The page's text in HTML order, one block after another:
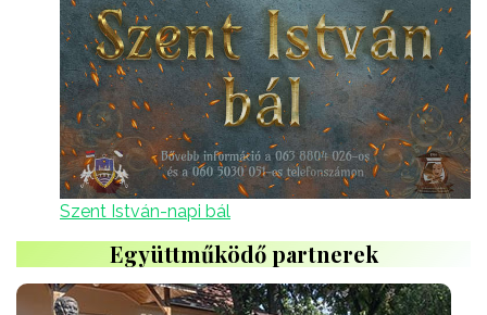
Szent István-napi bál
Együttműködő partnerek